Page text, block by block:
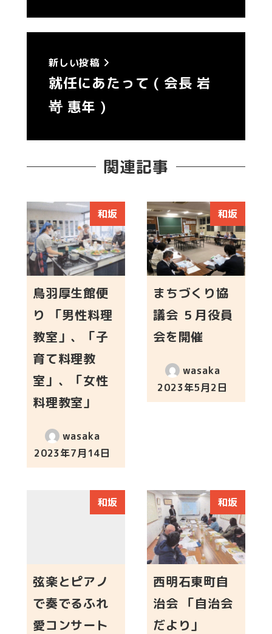
新しい投稿
就任にあたって ( 会長 岩
嵜 惠年 )
関連記事
和坂
鳥羽厚生館便
り 「男性料理
教室」、「子
育て料理教
室」、「女性
料理教室」
wasaka
投稿日
2023年7月14日
和坂
まちづくり協
議会 ５月役員
会を開催
wasaka
投稿日
2023年5月2日
和坂
弦楽とピアノ
で奏でるふれ
愛コンサート
和坂
西明石東町自
治会 「自治会
だより」